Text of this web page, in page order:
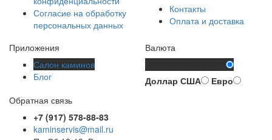
Согласие на обработку
персональных данных
Контакты
Оплата и доставка
Приложения
Салон каминов
Блог
Валюта
Доллар США
Евро
Обратная связь
+7 (917) 578-88-83
kaminservis@mail.ru